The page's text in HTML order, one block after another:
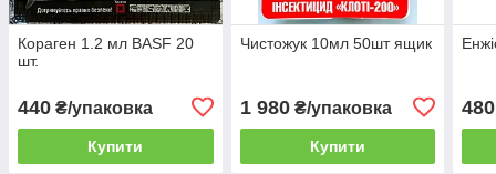
Кораген 1.2 мл BASF 20
шт.
440 ₴/упаковка
Купити
Чистожук 10мл 50шт ящик
1 980₴/упаковка
Купити
480